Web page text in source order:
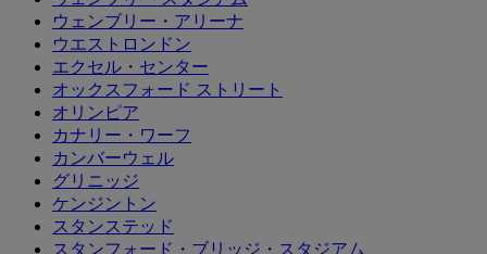
ウェンブリー・アリーナ
ウエストロンドン
エクセル・センター
オックスフォード ストリート
オリンピア
カナリー・ワーフ
カンバーウェル
グリニッジ
ケンジントン
スタンステッド
スタンフォード・ブリッジ・スタジアム